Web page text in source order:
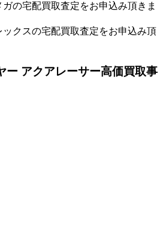
の宅配買取査定をお申込み頂きま
クスの宅配買取査定をお申込み頂
ー アクアレーサー高価買取事